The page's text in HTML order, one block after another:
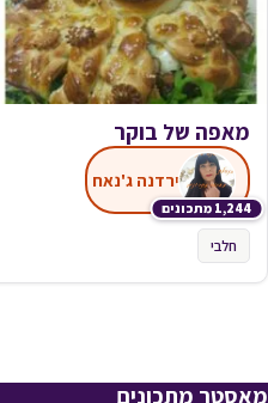
מאפה של בוקר
1,244 מתכונים
ירדנה ג'נאח
חלבי
מאסטר מתכונים